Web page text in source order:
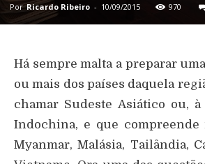
Por Ricardo Ribeiro - 10/09/2015 970
Há sempre malta a preparar
ou mais dos países daquela
chamar Sudeste Asiático ou, à
Indochina, e que compreende
Myanmar, Malásia, Tailândia,